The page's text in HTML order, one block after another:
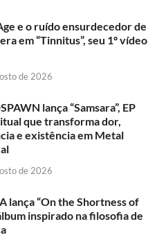
e o ruído ensurdecedor de
em “Tinnitus”, seu 1º vídeo
de 2026
lança “Samsara”, EP
que transforma dor,
e existência em Metal
de 2026
lança “On the Shortness of
inspirado na filosofia de